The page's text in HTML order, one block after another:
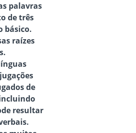
palavras
de três
básico.
raízes
de
resultar